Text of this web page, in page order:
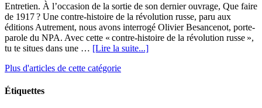
Entretien. À l’occasion de la sortie de son dernier ouvrage, Que faire
de 1917 ? Une contre-histoire de la révolution russe, paru aux
éditions Autrement, nous avons interrogé Olivier Besancenot, porte-
parole du NPA. Avec cette « contre-histoire de la révolution russe »,
tu te situes dans une … [Lire la suite...]
Plus d'articles de cette catégorie
Étiquettes